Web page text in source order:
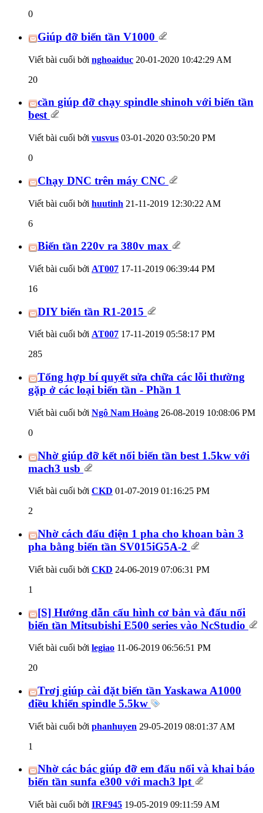
0
Giúp đỡ biến tần V1000
Viết bài cuối bởi nghoaiduc 20-01-2020 10:42:29 AM
20
cần giúp đỡ chạy spindle shinoh với biến tần
best
Viết bài cuối bởi vusvus 03-01-2020 03:50:20 PM
0
Chạy DNC trên máy CNC
Viết bài cuối bởi huutinh 21-11-2019 12:30:22 AM
6
Biến tần 220v ra 380v max
Viết bài cuối bởi AT007 17-11-2019 06:39:44 PM
16
DIY biến tần R1-2015
Viết bài cuối bởi AT007 17-11-2019 05:58:17 PM
285
Tổng hợp bí quyết sửa chữa các lỗi thường
gặp ở các loại biến tần - Phần 1
Viết bài cuối bởi Ngô Nam Hoàng 26-08-2019 10:08:06 PM
0
Nhờ giúp đỡ kết nối biến tần best 1.5kw với
mach3 usb
Viết bài cuối bởi CKD 01-07-2019 01:16:25 PM
2
Nhờ cách đấu điện 1 pha cho khoan bàn 3
pha bằng biến tần SV015iG5A-2
Viết bài cuối bởi CKD 24-06-2019 07:06:31 PM
1
[S] Hướng dẫn cấu hình cơ bản và đấu nối
biến tần Mitsubishi E500 series vào NcStudio
Viết bài cuối bởi legiao 11-06-2019 06:56:51 PM
20
Trơj giúp cài đặt biến tần Yaskawa A1000
điều khiển spindle 5.5kw
Viết bài cuối bởi phanhuyen 29-05-2019 08:01:37 AM
1
Nhờ các bác giúp đỡ em đấu nối và khai báo
biến tần sunfa e300 với mach3 lpt
Viết bài cuối bởi IRF945 19-05-2019 09:11:59 AM